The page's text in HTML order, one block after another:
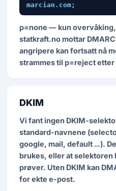
marcian.com;
p=none — kun
statkraft.no mottar
angripere kan fortsatt nå
strammes til p=reject
DKIM
Vi fant ingen DKIM-
standard-navnene
google, mail, default …).
brukes, eller at selektoren
prøver. Uten DKIM kan
for ekte e-post.